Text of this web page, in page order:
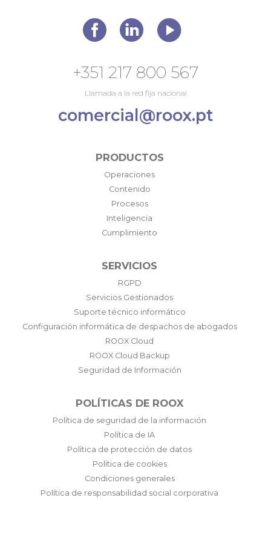
+351 217 800 567
Llamada a la red fija nacional
comercial@roox.pt
PRODUCTOS
Operaciones
Contenido
Procesos
Inteligencia
Cumplimiento
SERVICIOS
RGPD
Servicios Gestionados
Suporte técnico informático
Configuración informática de despachos de abogados
ROOX Cloud
ROOX Cloud Backup
Seguridad de Información
POLÍTICAS DE ROOX
Política de seguridad de la información
Política de IA
Política de protección de datos
Política de cookies
Condiciones generales
Política de responsabilidad social corporativa